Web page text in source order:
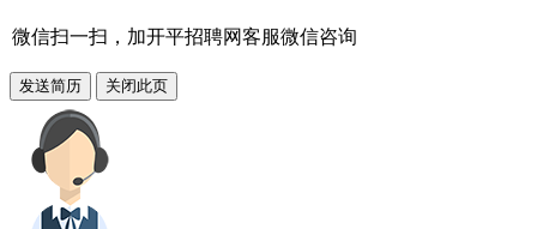
微信扫一扫，加开平招聘网客服微信咨询